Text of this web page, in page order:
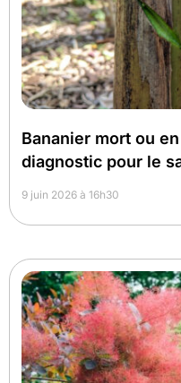
Bananier mort ou
diagnostic pour le
9 juin 2026 à 16h30